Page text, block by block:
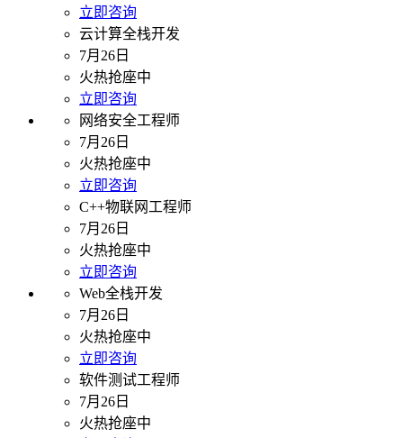
立即咨询
云计算全栈开发
7月26日
火热抢座中
立即咨询
网络安全工程师
7月26日
火热抢座中
立即咨询
C++物联网工程师
7月26日
火热抢座中
立即咨询
Web全栈开发
7月26日
火热抢座中
立即咨询
软件测试工程师
7月26日
火热抢座中